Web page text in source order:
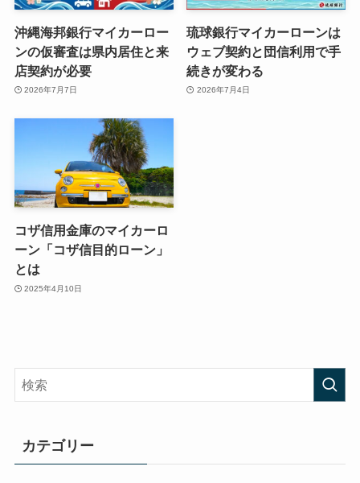
沖縄海邦銀行マイカーロー
ンの仮審査は県内居住と来
店契約が必要
2026年7月7日
琉球銀行マイカーローンは
ウェブ契約と団信利用で手
続きが変わる
2026年7月4日
コザ信用金庫のマイカーロ
ーン「コザ信目的ローン」
とは
2025年4月10日
カテゴリー